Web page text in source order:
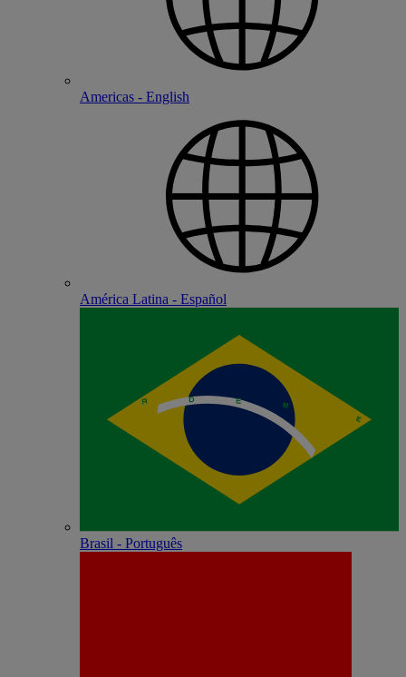
Americas - English
América Latina - Español
Brasil - Português